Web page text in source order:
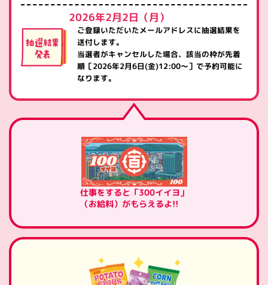
2026年2月2日（月）
ご登録いただいたメールアドレスに抽選結果を
送付します。
当選者がキャンセルした場合、該当の枠が先着
順［2026年2月6日(金)12:00～］で予約可能に
なります。
仕事をすると「300イイヨ」
（お給料）がもらえるよ!!